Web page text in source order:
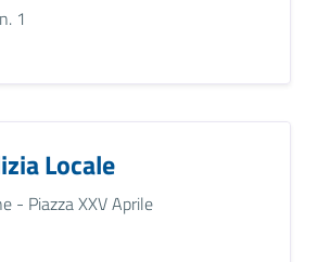
1
Locale
- Piazza XXV Aprile